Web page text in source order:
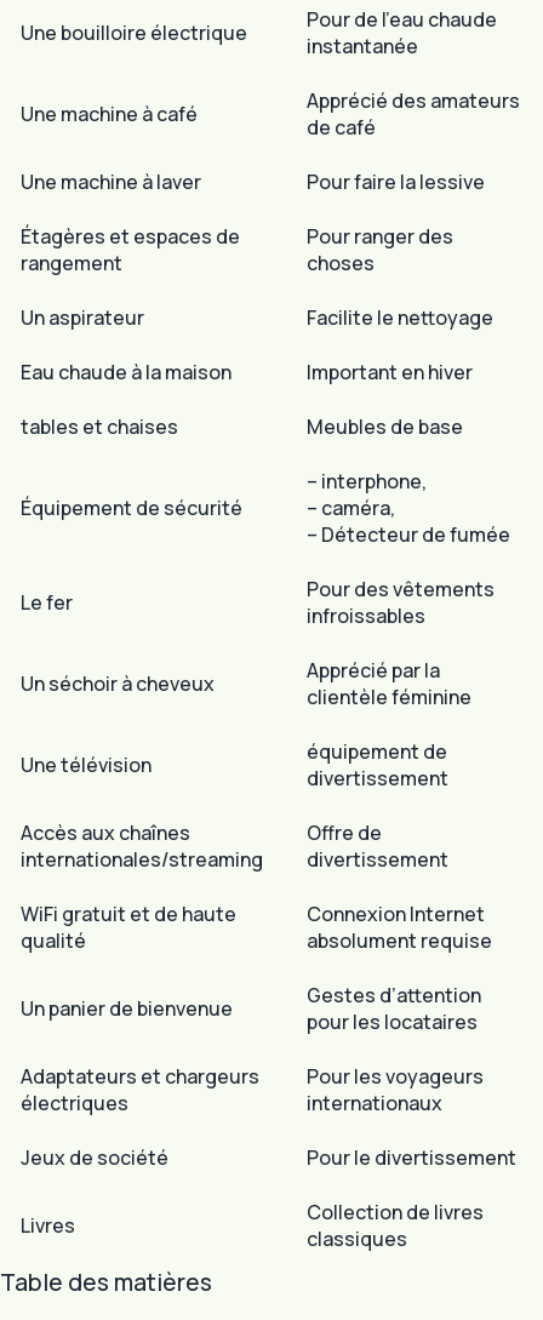
Une bouilloire électrique
Pour de l’eau chaude
instantanée
Une machine à café
Apprécié des amateurs
de café
Une machine à laver Pour faire la lessive
Étagères et espaces de
rangement
Pour ranger des
choses
Un aspirateur Facilite le nettoyage
Eau chaude à la maison Important en hiver
tables et chaises Meubles de base
Équipement de sécurité
– interphone,
– caméra,
– Détecteur de fumée
Le fer
Pour des vêtements
infroissables
Un séchoir à cheveux
Apprécié par la
clientèle féminine
Une télévision
équipement de
divertissement
Accès aux chaînes
internationales/streaming
Offre de
divertissement
WiFi gratuit et de haute
qualité
Connexion Internet
absolument requise
Un panier de bienvenue
Gestes d’attention
pour les locataires
Adaptateurs et chargeurs
électriques
Pour les voyageurs
internationaux
Jeux de société Pour le divertissement
Livres
Collection de livres
classiques
Table des matières